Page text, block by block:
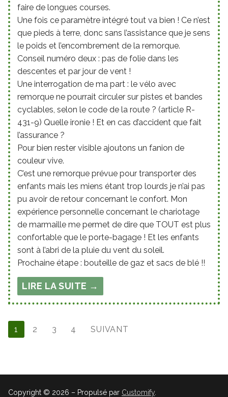
faire de longues courses.
Une fois ce paramètre intégré tout va bien ! Ce n’est
que pieds à terre, donc sans l’assistance que je sens
le poids et l’encombrement de la remorque.
Conseil numéro deux : pas de folie dans les
descentes et par jour de vent !
Une interrogation de ma part : le vélo avec
remorque ne pourrait circuler sur pistes et bandes
cyclables, selon le code de la route ? (article R-
431-9) Quelle ironie ! Et en cas d’accident que fait
l’assurance ?
Pour bien rester visible ajoutons un fanion de
couleur vive.
C’est une remorque prévue pour transporter des
enfants mais les miens étant trop lourds je n’ai pas
pu avoir de retour concernant le confort. Mon
expérience personnelle concernant le chariotage
de marmaille me permet de dire que TOUT est plus
confortable que le porte-bagage ! Et les enfants
sont à l’abri de la pluie du vent du soleil.
Prochaine étape : bouteille de gaz et sacs de blé !!
LIRE LA SUITE →
Pagination
des
1 2 3 4 SUIVANT
Copyright © 2026 – Propulsé par Customify